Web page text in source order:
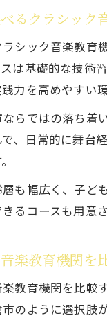
るクラシック
シック音楽教育
は基礎的な技術
力を高めやすい
ならではの落ち着
、日常的に舞台
も幅広く、子ど
るコースも用意
楽教育機関を
教育機関を比較
のように選択肢